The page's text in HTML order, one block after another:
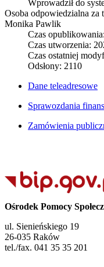
Wprowadził do
Osoba odpowiedzialna
Monika Pawlik
Czas
Czas utworzenia:
Czas ostatniej
Odsłony: 2110
Dane teleadresowe
Sprawozdania
Zamówienia
Ośrodek Pomocy
ul. Sienieńskiego 19
26-035 Raków
tel./fax. 041 35 35 201